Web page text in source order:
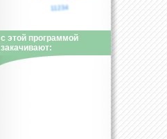
11234
с этой программой
закачивают: